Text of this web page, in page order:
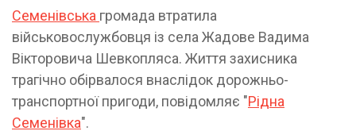
Семенівська громада втратила
військовослужбовця із села Жадове Вадима
Вікторовича Шевкопляса. Життя захисника
трагічно обірвалося внаслідок дорожньо-
транспортної пригоди, повідомляє "Рідна
Семенівка".